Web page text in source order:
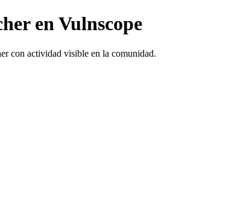
en Vulnscope
con actividad visible en la comunidad.